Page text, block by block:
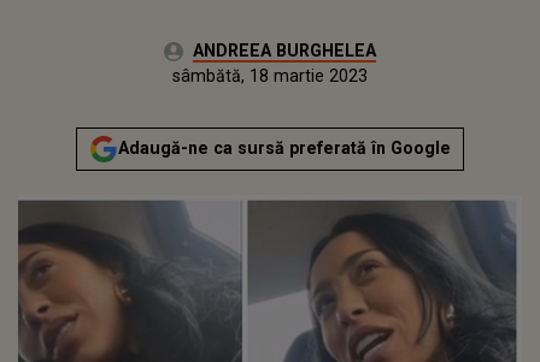
Autor:ANDREEA BURGHELEA
vineri, 18 martie 2022Actualizat:
sâmbătă, 18 martie 2023
Adaugă-ne ca sursă preferată în Google